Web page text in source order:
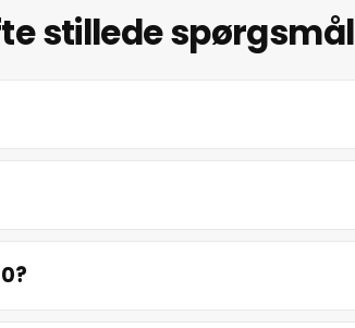
stillede spørgsmål